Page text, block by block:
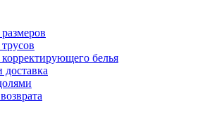
белья
доставка